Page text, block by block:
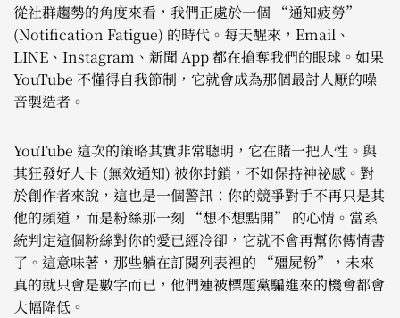
從社群趨勢的角度來看，我們正處於一個 “通知疲勞”
(Notification Fatigue) 的時代。每天醒來，Email、
LINE、Instagram、新聞 App 都在搶奪我們的眼球。如果
YouTube 不懂得自我節制，它就會成為那個最討人厭的噪
音製造者。
YouTube 這次的策略其實非常聰明，它在賭一把人性。與
其狂發好人卡 (無效通知) 被你封鎖，不如保持神祕感。對
於創作者來說，這也是一個警訊：你的競爭對手不再只是其
他的頻道，而是粉絲那一刻 “想不想點開” 的心情。當系
統判定這個粉絲對你的愛已經冷卻，它就不會再幫你傳情書
了。這意味著，那些躺在訂閱列表裡的 “殭屍粉”，未來
真的就只會是數字而已，他們連被標題黨騙進來的機會都會
大幅降低。